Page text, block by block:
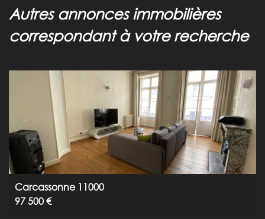
autres annonces immobilières
correspondant à votre recherche
Carcassonne 11000
97 500 €